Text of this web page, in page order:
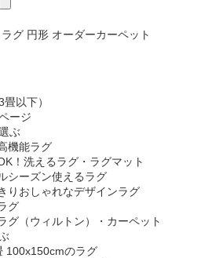
ラグ 円形 オーダーカーペット
以下）
ージ
ぶ
機能ラグ
！洗えるラグ・ラグマット
シーズン使えるラグ
りおしゃれなデザインラグ
グ
グ（ウィルトン）・カーペット
100x150cmのラグ